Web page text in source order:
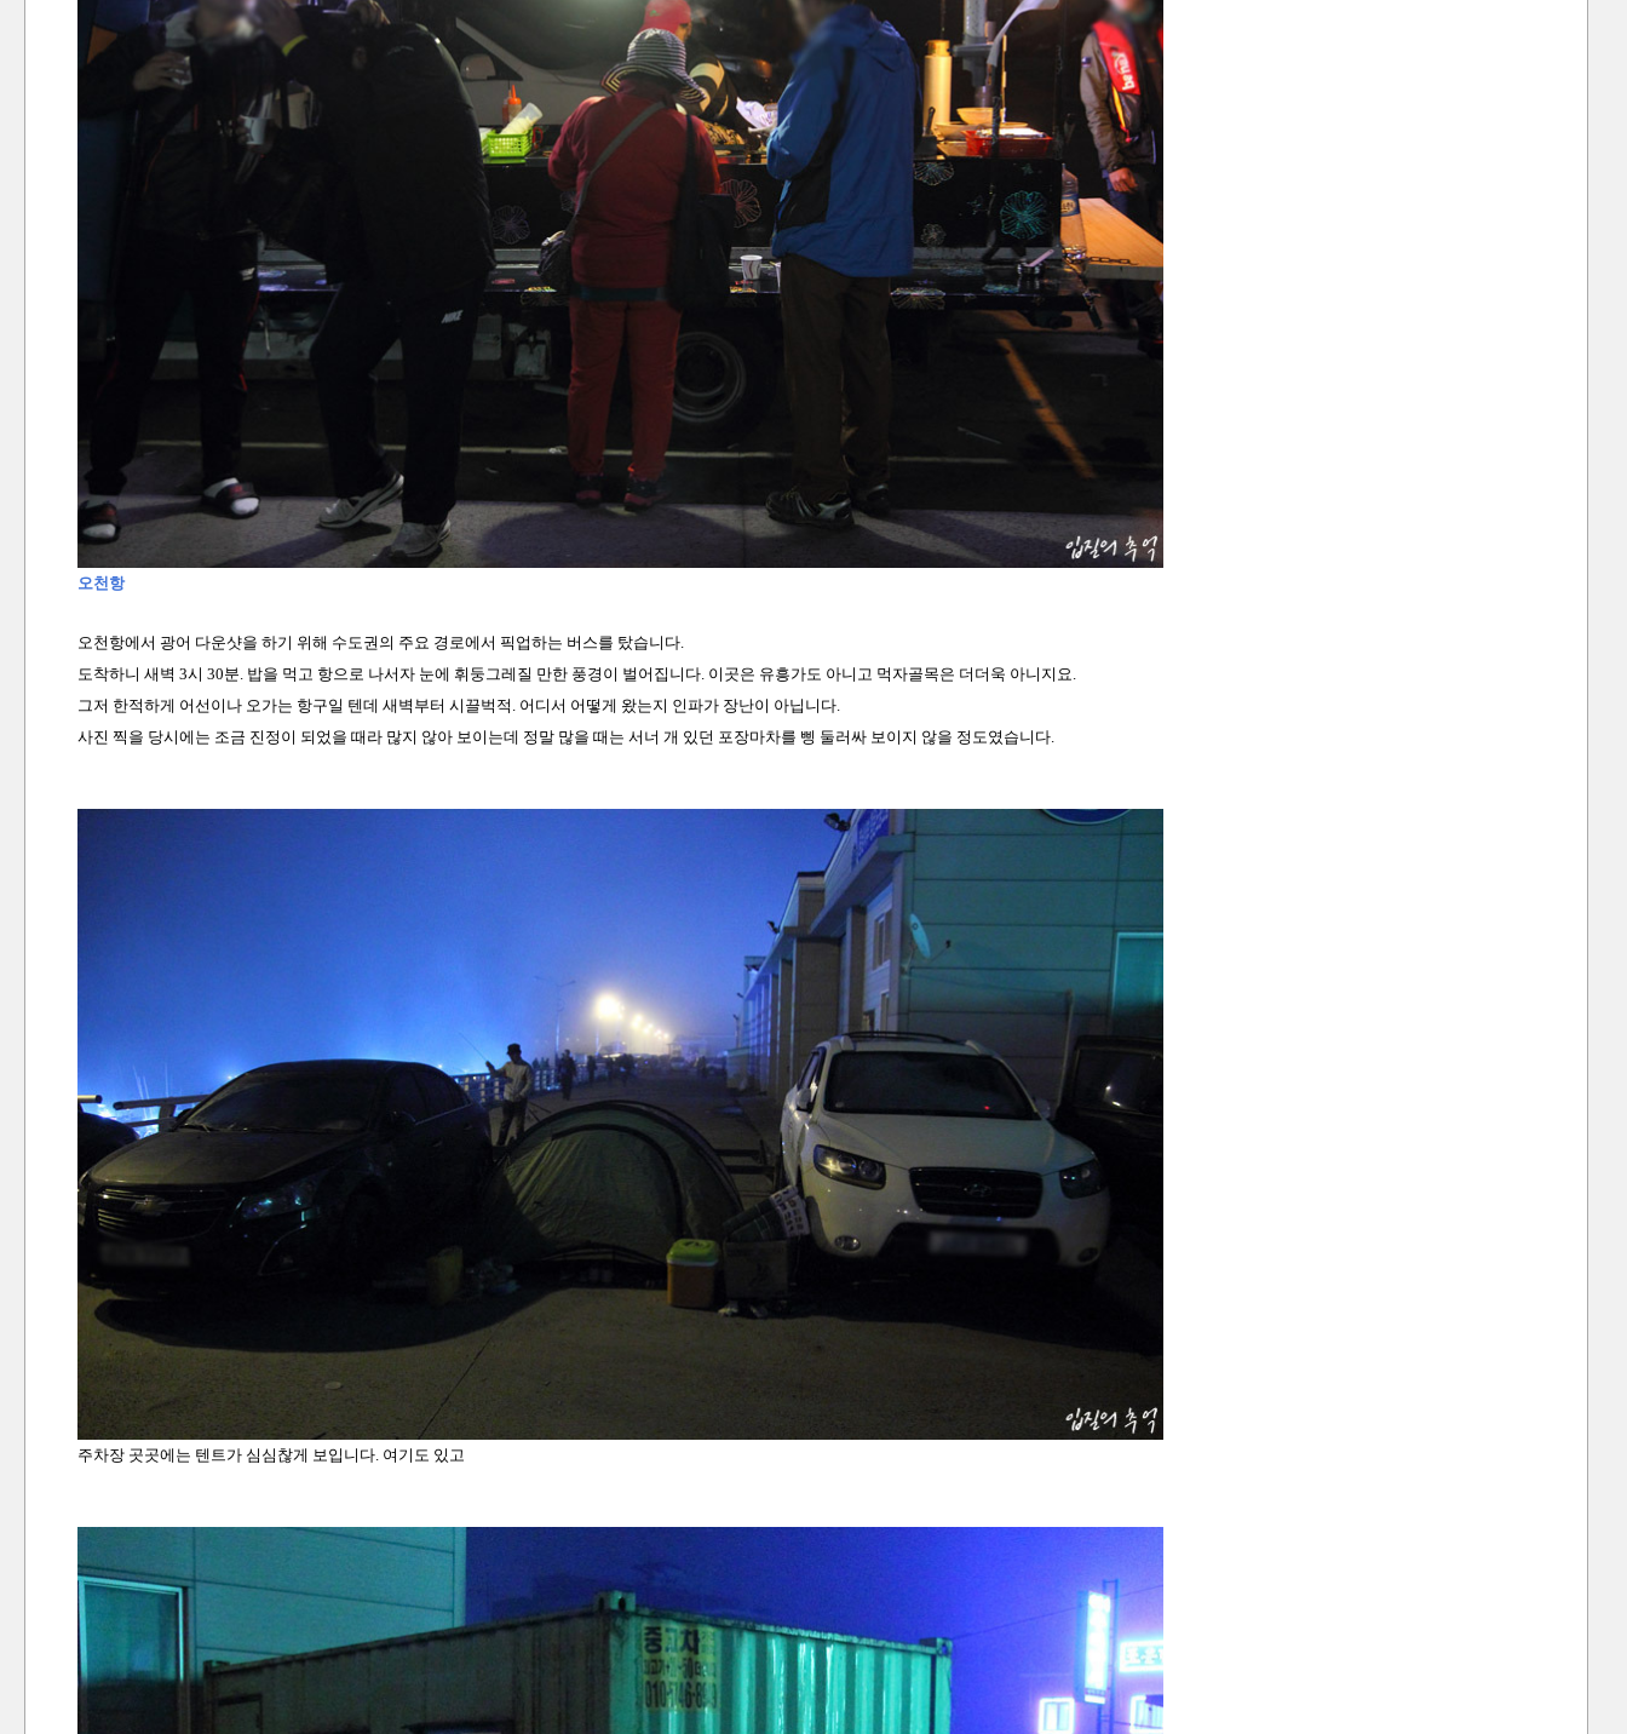
오천항
오천항에서 광어 다운샷을 하기 위해 수도권의 주요 경로에서 픽업하는 버스를 탔습니다.
도착하니 새벽 3시 30분. 밥을 먹고 항으로 나서자 눈에 휘둥그레질 만한 풍경이 벌어집니다. 이곳은 유흥가도 아니고 먹자골목은 더더욱 아니지요.
그저 한적하게 어선이나 오가는 항구일 텐데 새벽부터 시끌벅적. 어디서 어떻게 왔는지 인파가 장난이 아닙니다.
사진 찍을 당시에는 조금 진정이 되었을 때라 많지 않아 보이는데 정말 많을 때는 서너 개 있던 포장마차를 삥 둘러싸 보이지 않을 정도였습니다.
주차장 곳곳에는 텐트가 심심찮게 보입니다. 여기도 있고